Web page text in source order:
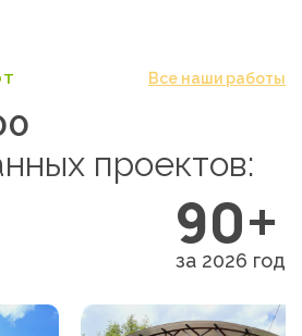
Все наши работы
проектов:
90+
за 2026 год